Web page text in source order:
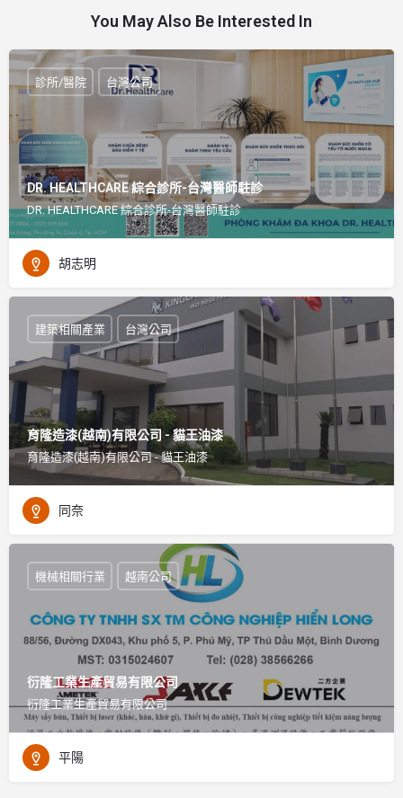
You May Also Be Interested In
DR. HEALTHCARE 綜合診所-台灣醫師駐診
DR. HEALTHCARE 綜合診所-台灣醫師駐診
診所/醫院 台灣公司
胡志明
育隆造漆(越南)有限公司 - 貓王油漆
育隆造漆(越南)有限公司 - 貓王油漆
建築相關產業 台灣公司
同奈
衍隆工業生產貿易有限公司
衍隆工業生產貿易有限公司
機械相關行業 越南公司
平陽